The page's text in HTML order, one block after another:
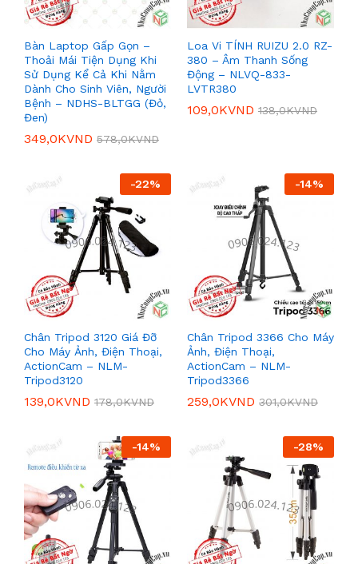
Bàn Laptop Gấp Gọn –
Thoải Mái Tiện Dụng Khi
Sử Dụng Kể Cả Khi Nằm
Dành Cho Sinh Viên, Người
Bệnh – NDHS-BLTGG (Đỏ,
Đen)
349,0KVND 578,0KVND
Loa Vi TÍNH RUIZU 2.0 RZ-
380 – Âm Thanh Sống
Động – NLVQ-833-
LVTR380
109,0KVND 138,0KVND
-22%
Chân Tripod 3120 Giá Đỡ
Cho Máy Ảnh, Điện Thoại,
ActionCam – NLM-
Tripod3120
139,0KVND 178,0KVND
-14%
Chân Tripod 3366 Cho Máy
Ảnh, Điện Thoại,
ActionCam – NLM-
Tripod3366
259,0KVND 301,0KVND
-14% -28%